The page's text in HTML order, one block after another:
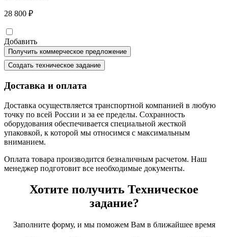
28 800 ₽
Добавить
Доставка и оплата
Доставка осуществляется транспортной компанией в любую
точку по всей России и за ее пределы. Сохранность
оборудования обеспечивается специальной жесткой
упаковкой, к которой мы относимся с максимальным
вниманием.
Оплата товара производится безналичным расчетом. Наш
менеджер подготовит все необходимые документы.
Хотите получить Техническое
задание?
Заполните форму, и мы поможем Вам в ближайшее время